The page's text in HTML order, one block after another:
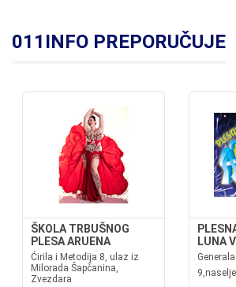
011INFO PREPORUČUJE
ŠKOLA TRBUŠNOG
PLESA ARUENA
Ćirila i Metodija 8, ulaz iz
Milorada Šapčanina,
Zvezdara
LUNA